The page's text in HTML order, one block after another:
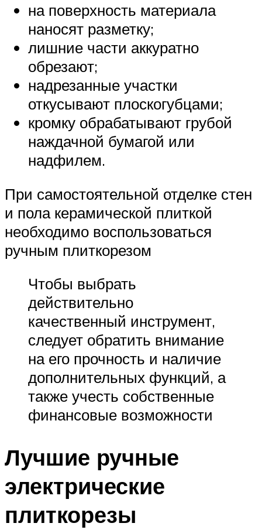
на поверхность материала
наносят разметку;
лишние части аккуратно
обрезают;
надрезанные участки
откусывают плоскогубцами;
кромку обрабатывают грубой
наждачной бумагой или
надфилем.
При самостоятельной отделке стен
и пола керамической плиткой
необходимо воспользоваться
ручным плиткорезом
Чтобы выбрать
действительно
качественный инструмент,
следует обратить внимание
на его прочность и наличие
дополнительных функций, а
также учесть собственные
финансовые возможности
Лучшие ручные
электрические
плиткорезы